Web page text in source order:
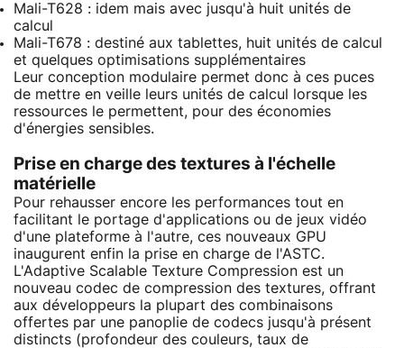
Mali-T628 : idem mais avec jusqu'à huit unités de
calcul
Mali-T678 : destiné aux tablettes, huit unités de calcul
et quelques optimisations supplémentaires
Leur conception modulaire permet donc à ces puces
de mettre en veille leurs unités de calcul lorsque les
ressources le permettent, pour des économies
d'énergies sensibles.
Prise en charge des textures à l'échelle
matérielle
Pour rehausser encore les performances tout en
facilitant le portage d'applications ou de jeux vidéo
d'une plateforme à l'autre, ces nouveaux GPU
inaugurent enfin la prise en charge de l'ASTC.
L'Adaptive Scalable Texture Compression est un
nouveau codec de compression des textures, offrant
aux développeurs la plupart des combinaisons
offertes par une panoplie de codecs jusqu'à présent
distincts (profondeur des couleurs, taux de